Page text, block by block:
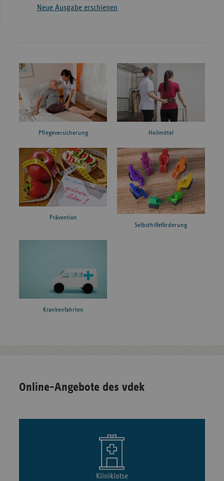
Neue Ausgabe erschienen
Pflegeversicherung Heilmittel
Prävention
Selbsthilfeförderung
Krankenfahrten
Online-Angebote des vdek
Kliniklotse